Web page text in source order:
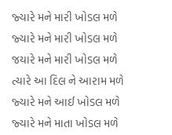
જ્યારે મને મારી ખોડલ મળે
જ્યારે મને મારી ખોડલ મળે
જયારે મને મારી ખોડલ મળે
ત્યારે આ દિલ ને આરામ મળે
જ્યારે મને આઈ ખોડલ મળે
જ્યારે મને માતા ખોડલ મળે